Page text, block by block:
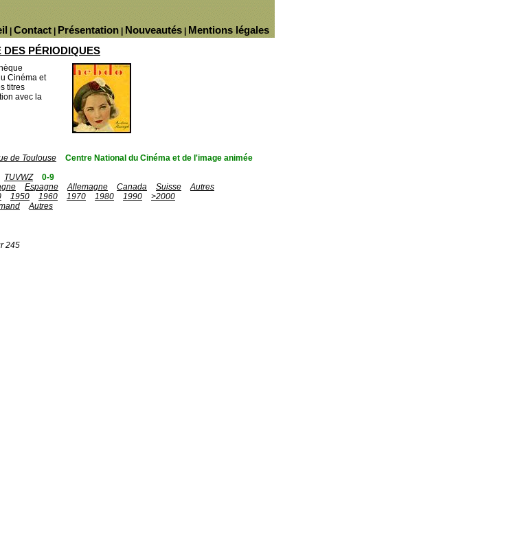
Mentions légales
Nouveautés
Présentation
Contact
DES PÉRIODIQUES
Cinéma et
titres
avec la
de Toulouse
Centre National du Cinéma et de l'image animée
TUVWZ
0-9
Espagne Allemagne Canada Suisse
Autres
1950 1960 1970 1980 1990
>2000
Autres
245